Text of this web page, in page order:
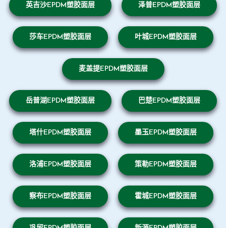
英吉沙EPDM塑胶面层 泽普EPDM塑胶面层
莎车EPDM塑胶面层 叶城EPDM塑胶面层
麦盖提EPDM塑胶面层
岳普湖EPDM塑胶面层 巴楚EPDM塑胶面层
塔什EPDM塑胶面层 墨玉EPDM塑胶面层
洛浦EPDM塑胶面层 策勒EPDM塑胶面层
察布EPDM塑胶面层 霍城EPDM塑胶面层